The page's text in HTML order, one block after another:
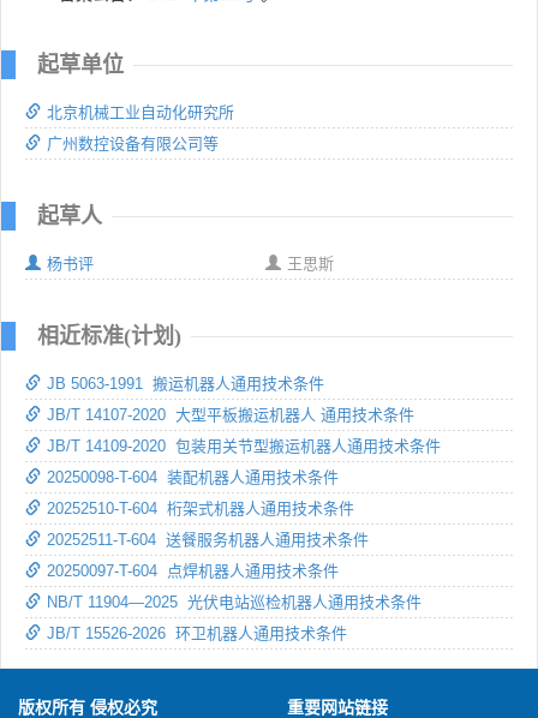
起草单位
北京机械工业自动化研究所
广州数控设备有限公司等
起草人
杨书评 王思斯
相近标准(计划)
JB 5063-1991 搬运机器人通用技术条件
JB/T 14107-2020 大型平板搬运机器人 通用技术条件
JB/T 14109-2020 包装用关节型搬运机器人通用技术条件
20250098-T-604 装配机器人通用技术条件
20252510-T-604 桁架式机器人通用技术条件
20252511-T-604 送餐服务机器人通用技术条件
20250097-T-604 点焊机器人通用技术条件
NB/T 11904—2025 光伏电站巡检机器人通用技术条件
JB/T 15526-2026 环卫机器人通用技术条件
版权所有 侵权必究 重要网站链接